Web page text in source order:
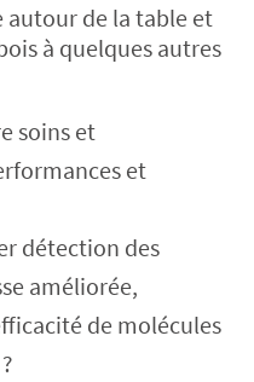
autour de la table et
à quelques autres
soins et
et
détection des
améliorée,
de molécules